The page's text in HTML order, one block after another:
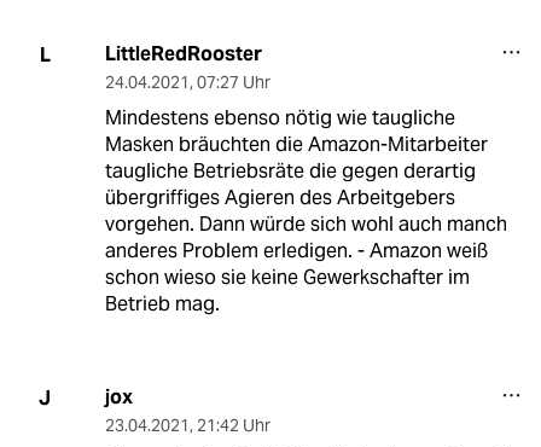
L LittleRedRooster
24.04.2021, 07:27 Uhr
Mindestens ebenso nötig wie taugliche
Masken bräuchten die Amazon-Mitarbeiter
taugliche Betriebsräte die gegen derartig
übergriffiges Agieren des Arbeitgebers
vorgehen. Dann würde sich wohl auch manch
anderes Problem erledigen. - Amazon weiß
schon wieso sie keine Gewerkschafter im
Betrieb mag.
J jox
23.04.2021, 21:42 Uhr